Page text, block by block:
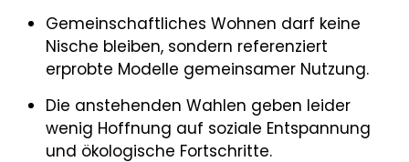
Gemeinschaftliches Wohnen darf keine
Nische bleiben, sondern referenziert
erprobte Modelle gemeinsamer Nutzung.
Die anstehenden Wahlen geben leider
wenig Hoffnung auf soziale Entspannung
und ökologische Fortschritte.